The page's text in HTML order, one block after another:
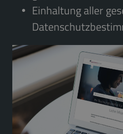
Einhaltung aller